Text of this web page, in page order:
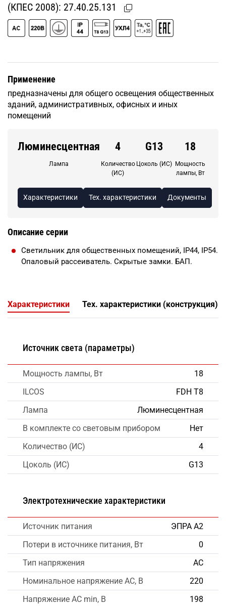
(КПЕС 2008): 27.40.25.131
Применение
предназначены для общего освещения общественных
зданий, административных, офисных и иных
помещений
Люминесцентная
Лампа
4
Количество
(ИС)
G13
Цоколь (ИС)
18
Мощность
лампы, Вт
Характеристики Тех. характеристики Документы
Описание серии
Светильник для общественных помещений, IP44, IP54.
Опаловый рассеиватель. Скрытые замки. БАП.
Характеристики Тех. характеристики (конструкция)
Источник света (параметры)
Мощность лампы, Вт
18
ILCOS
FDH T8
Лампа
Люминесцентная
В комплекте со световым прибором
Нет
Количество (ИС)
4
Цоколь (ИС)
G13
Электротехнические характеристики
Источник питания
ЭПРА А2
Потери в источнике питания, Вт
0
Тип напряжения
AC
Номинальное напряжение AC, В
220
Напряжение AC min, В
198